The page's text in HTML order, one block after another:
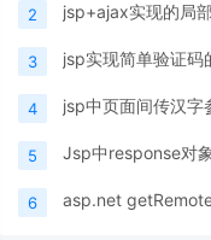
2 jsp+ajax实现的局
3 jsp实现简单验证码
4 jsp中页面间传汉字
5 Jsp中response对
6 asp.net